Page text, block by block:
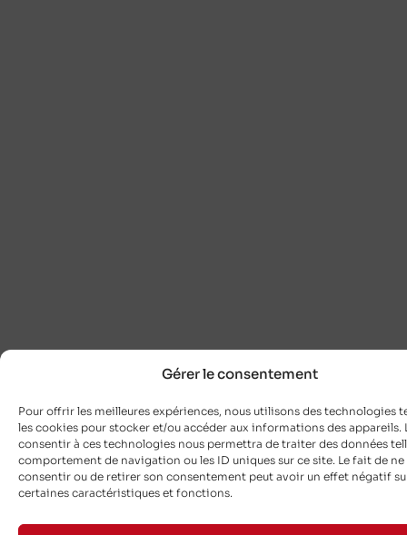
Gérer le consentement
Pour offrir les meilleures expériences, nous utilisons des technologies
les cookies pour stocker et/ou accéder aux informations des appareils.
consentir à ces technologies nous permettra de traiter des données
comportement de navigation ou les ID uniques sur ce site. Le fait de ne
consentir ou de retirer son consentement peut avoir un effet négatif
certaines caractéristiques et fonctions.